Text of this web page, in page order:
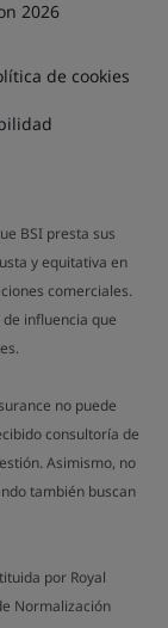
2026
de cookies
BSI presta sus
y equitativa en
comerciales.
influencia que
no puede
consultoría de
Asimismo, no
también buscan
por Royal
Normalización